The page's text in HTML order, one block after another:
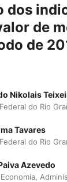
dos
de
de
Nikolais
do Rio
Tavares
do Rio
Azevedo